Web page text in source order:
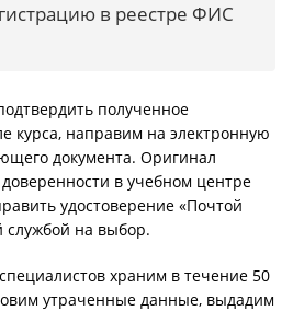
в реестре ФИС
полученное
курса, направим на электронную
документа. Оригинал
в учебном центре
удостоверение «Почтой
службой на выбор.
храним в течение 50
утраченные данные, выдадим